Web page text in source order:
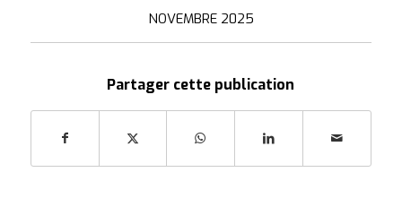
NOVEMBRE 2025
Partager cette publication